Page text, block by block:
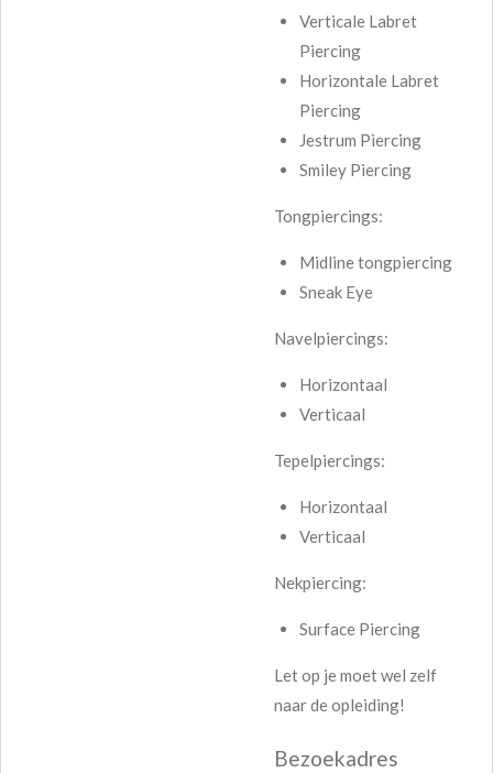
Verticale Labret
Piercing
Horizontale Labret
Piercing
Jestrum Piercing
Smiley Piercing
Tongpiercings:
Midline tongpiercing
Sneak Eye
Navelpiercings:
Horizontaal
Verticaal
Tepelpiercings:
Horizontaal
Verticaal
Nekpiercing:
Surface Piercing
Let op je moet wel zelf
naar de opleiding!
Bezoekadres